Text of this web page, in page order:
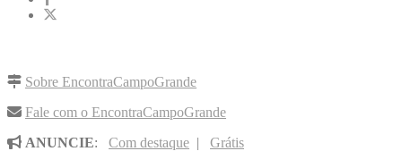
Sobre EncontraCampoGrande
Fale com o EncontraCampoGrande
ANUNCIE: Com destaque | Grátis